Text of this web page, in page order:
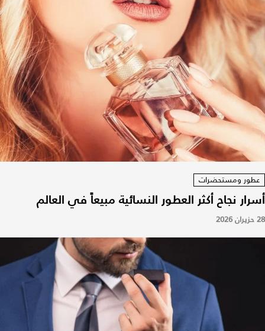
عطور ومستحضرات
أسرار نجاح أكثر العطور النسائية مبيعاً في العالم
28 حزيران 2026